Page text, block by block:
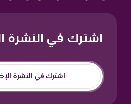
اشترك في النشرة
اشترك في النشرة